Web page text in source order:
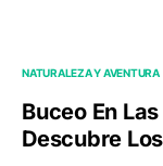
NATURALEZA Y AVENTURA
Buceo En
Descubre